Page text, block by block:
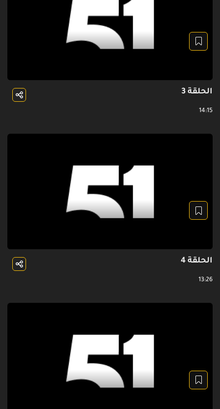
الحلقة 3
14:15
الحلقة 4
13:26